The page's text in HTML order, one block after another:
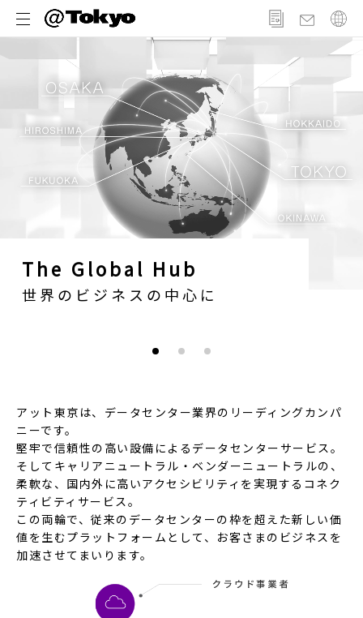
メ
ニ
ュ
The Global Hub
世界のビジネスの中心に
アット東京は、データセンター業界のリーディングカンパ
ニーです。
堅牢で信頼性の高い設備によるデータセンターサービス。
そしてキャリアニュートラル・ベンダーニュートラルの、
柔軟な、国内外に高いアクセシビリティを実現するコネク
ティビティサービス。
この両輪で、従来のデータセンターの枠を超えた新しい価
値を生むプラットフォームとして、お客さまのビジネスを
加速させてまいります。